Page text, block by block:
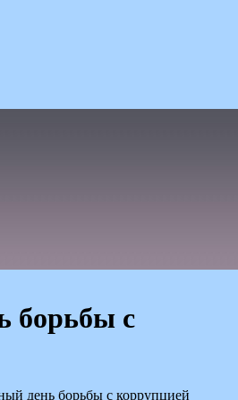
борьбы с
день борьбы с коррупцией